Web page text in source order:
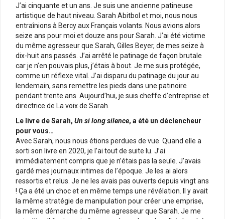
J’ai cinquante et un ans. Je suis une ancienne patineuse
artistique de haut niveau. Sarah Abitbol et moi, nous nous
entraînions à Bercy aux Français volants. Nous avions alors
seize ans pour moi et douze ans pour Sarah. J’ai été victime
du même agresseur que Sarah, Gilles Beyer, de mes seize à
dix-huit ans passés. J’ai arrêté le patinage de façon brutale
car je n’en pouvais plus, j’étais à bout. Je me suis protégée,
comme un réflexe vital. J’ai disparu du patinage du jour au
lendemain, sans remettre les pieds dans une patinoire
pendant trente ans. Aujourd’hui, je suis cheffe d’entreprise et
directrice de La voix de Sarah.
Le livre de Sarah, Un si long silence, a été un déclencheur
pour vous…
Avec Sarah, nous nous étions perdues de vue. Quand elle a
sorti son livre en 2020, je l’ai tout de suite lu. J’ai
immédiatement compris que je n’étais pas la seule. J’avais
gardé mes journaux intimes de l’époque. Je les ai alors
ressortis et relus. Je ne les avais pas ouverts depuis vingt ans
! Ça a été un choc et en même temps une révélation. Il y avait
la même stratégie de manipulation pour créer une emprise,
la même démarche du même agresseur que Sarah. Je me